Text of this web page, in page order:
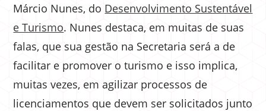
Márcio Nunes, do Desenvolvimento Sustentável
e Turismo. Nunes destaca, em muitas de suas
falas, que sua gestão na Secretaria será a de
facilitar e promover o turismo e isso implica,
muitas vezes, em agilizar processos de
licenciamentos que devem ser solicitados junto